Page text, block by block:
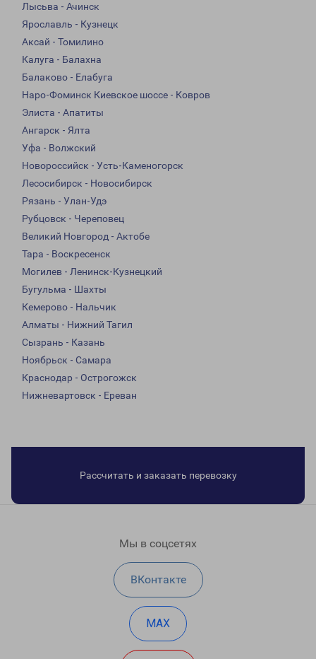
Лысьва - Ачинск
Ярославль - Кузнецк
Аксай - Томилино
Калуга - Балахна
Балаково - Елабуга
Наро-Фоминск Киевское шоссе - Ковров
Элиста - Апатиты
Ангарск - Ялта
Уфа - Волжский
Новороссийск - Усть-Каменогорск
Лесосибирск - Новосибирск
Рязань - Улан-Удэ
Рубцовск - Череповец
Великий Новгород - Актобе
Тара - Воскресенск
Могилев - Ленинск-Кузнецкий
Бугульма - Шахты
Кемерово - Нальчик
Алматы - Нижний Тагил
Сызрань - Казань
Ноябрьск - Самара
Краснодар - Острогожск
Нижневартовск - Ереван
Рассчитать и заказать перевозку
Мы в соцсетях
ВКонтакте
MAX